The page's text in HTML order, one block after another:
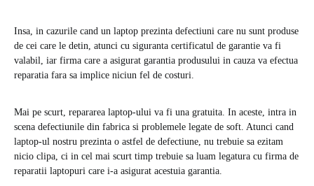
Insa, in cazurile cand un laptop prezinta defectiuni care nu sunt produse
de cei care le detin, atunci cu siguranta certificatul de garantie va fi
valabil, iar firma care a asigurat garantia produsului in cauza va efectua
reparatia fara sa implice niciun fel de costuri.
Mai pe scurt, repararea laptop-ului va fi una gratuita. In aceste, intra in
scena defectiunile din fabrica si problemele legate de soft. Atunci cand
laptop-ul nostru prezinta o astfel de defectiune, nu trebuie sa ezitam
nicio clipa, ci in cel mai scurt timp trebuie sa luam legatura cu firma de
reparatii laptopuri care i-a asigurat acestuia garantia.